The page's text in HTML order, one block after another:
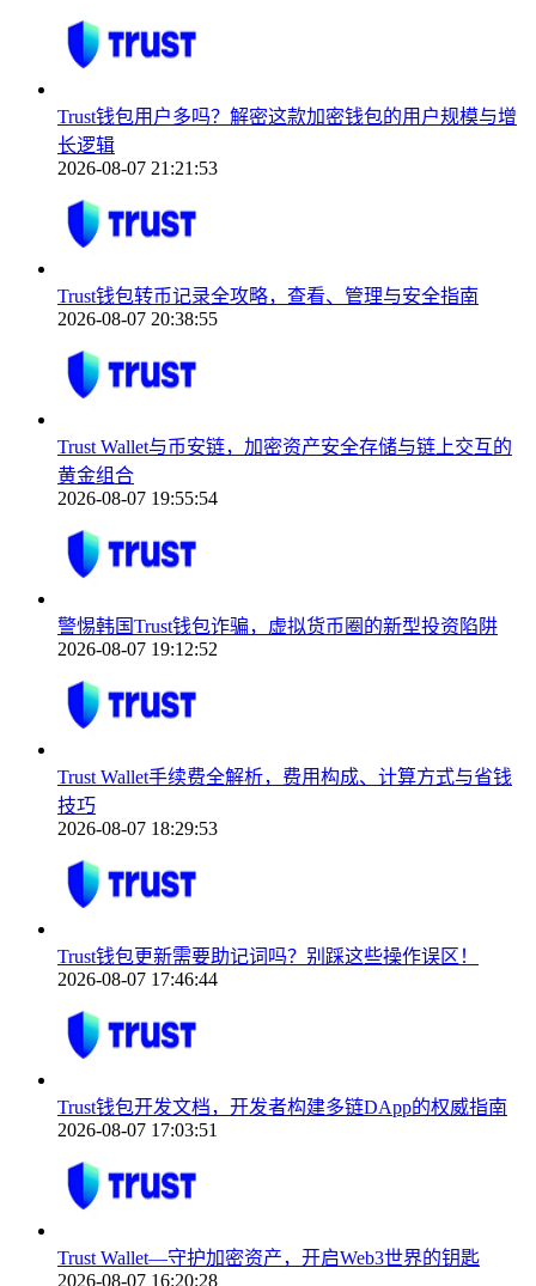
Trust钱包用户多吗？解密这款加密钱包的用户规模与增
长逻辑
2026-08-07 21:21:53
Trust钱包转币记录全攻略，查看、管理与安全指南
2026-08-07 20:38:55
Trust Wallet与币安链，加密资产安全存储与链上交互的
黄金组合
2026-08-07 19:55:54
警惕韩国Trust钱包诈骗，虚拟货币圈的新型投资陷阱
2026-08-07 19:12:52
Trust Wallet手续费全解析，费用构成、计算方式与省钱
技巧
2026-08-07 18:29:53
Trust钱包更新需要助记词吗？别踩这些操作误区！
2026-08-07 17:46:44
Trust钱包开发文档，开发者构建多链DApp的权威指南
2026-08-07 17:03:51
Trust Wallet—守护加密资产，开启Web3世界的钥匙
2026-08-07 16:20:28